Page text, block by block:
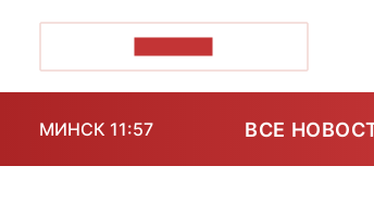
МИНСК 11:57 ВСЕ